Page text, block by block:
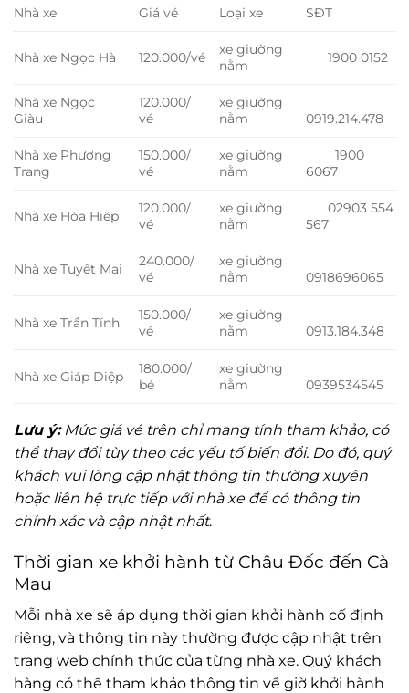
Nhà xe Giá vé Loại xe SĐT
Nhà xe Ngọc Hà 120.000/vé
xe giường
nằm
1900 0152
Nhà xe Ngọc
Giàu
120.000/
vé
xe giường
nằm
0919.214.478
Nhà xe Phương
Trang
150.000/
vé
xe giường
nằm
1900
6067
Nhà xe Hòa Hiệp
120.000/
vé
xe giường
nằm
02903 554
567
Nhà xe Tuyết Mai
240.000/
vé
xe giường
nằm
0918696065
Nhà xe Trần Tính
150.000/
vé
xe giường
nằm
0913.184.348
Nhà xe Giáp Diệp
180.000/
bé
xe giường
nằm
0939534545
Lưu ý:Mức giá vé trên chỉ mang tính tham khảo, có
thể thay đổi tùy theo các yếu tố biến đổi. Do đó, quý
khách vui lòng cập nhật thông tin thường xuyên
hoặc liên hệ trực tiếp với nhà xe để có thông tin
chính xác và cập nhật nhất.
Thời gian xe khởi hành từ Châu Đốc đến Cà
Mau
Mỗi nhà xe sẽ áp dụng thời gian khởi hành cố định
riêng, và thông tin này thường được cập nhật trên
trang web chính thức của từng nhà xe. Quý khách
hàng có thể tham khảo thông tin về giờ khởi hành